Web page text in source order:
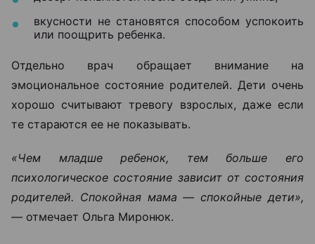
вкусности не становятся способом успокоить
или поощрить ребенка.
Отдельно врач обращает внимание на
эмоциональное состояние родителей. Дети очень
хорошо считывают тревогу взрослых, даже если
те стараются ее не показывать.
«Чем младше ребенок, тем больше его
психологическое состояние зависит от состояния
родителей. Спокойная мама — спокойные дети»,
— отмечает Ольга Миронюк.